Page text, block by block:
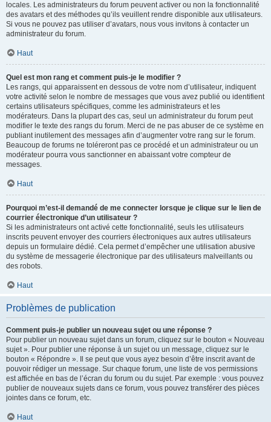
locales. Les administrateurs du forum peuvent activer ou non la fonctionnalité
des avatars et des méthodes qu’ils veuillent rendre disponible aux utilisateurs.
Si vous ne pouvez pas utiliser d’avatars, nous vous invitons à contacter un
administrateur du forum.
Haut
Quel est mon rang et comment puis-je le modifier ?
Les rangs, qui apparaissent en dessous de votre nom d’utilisateur, indiquent
votre activité selon le nombre de messages que vous avez publié ou identifient
certains utilisateurs spécifiques, comme les administrateurs et les
modérateurs. Dans la plupart des cas, seul un administrateur du forum peut
modifier le texte des rangs du forum. Merci de ne pas abuser de ce système en
publiant inutilement des messages afin d’augmenter votre rang sur le forum.
Beaucoup de forums ne toléreront pas ce procédé et un administrateur ou un
modérateur pourra vous sanctionner en abaissant votre compteur de
messages.
Haut
Pourquoi m’est-il demandé de me connecter lorsque je clique sur le lien de
courrier électronique d’un utilisateur ?
Si les administrateurs ont activé cette fonctionnalité, seuls les utilisateurs
inscrits peuvent envoyer des courriers électroniques aux autres utilisateurs
depuis un formulaire dédié. Cela permet d’empêcher une utilisation abusive
du système de messagerie électronique par des utilisateurs malveillants ou
des robots.
Haut
Problèmes de publication
Comment puis-je publier un nouveau sujet ou une réponse ?
Pour publier un nouveau sujet dans un forum, cliquez sur le bouton « Nouveau
sujet ». Pour publier une réponse à un sujet ou un message, cliquez sur le
bouton « Répondre ». Il se peut que vous ayez besoin d’être inscrit avant de
pouvoir rédiger un message. Sur chaque forum, une liste de vos permissions
est affichée en bas de l’écran du forum ou du sujet. Par exemple : vous pouvez
publier de nouveaux sujets dans ce forum, vous pouvez transférer des pièces
jointes dans ce forum, etc.
Haut